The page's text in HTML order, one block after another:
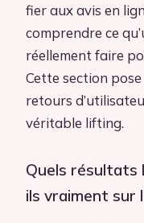
fier aux avis en
comprendre ce
réellement faire
Cette section
retours
véritable lifting.
Quels résultats
ils vraiment sur